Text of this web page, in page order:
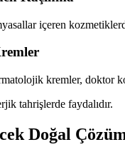
içeren
kremler, doktor
tahrişlerde faydalıdır.
Doğal